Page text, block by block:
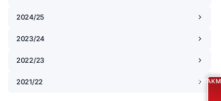
2024/25
2023/24
2022/23
2021/22